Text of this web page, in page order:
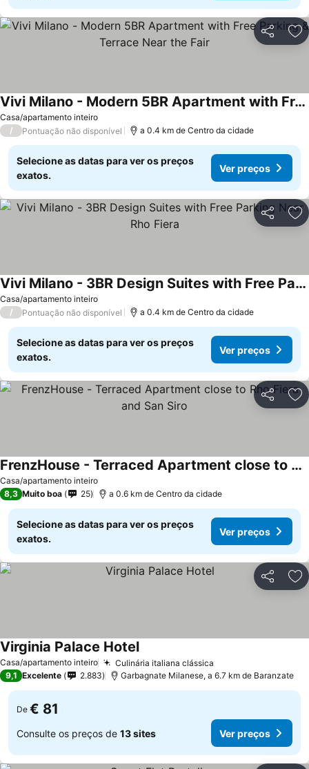
Partilhar
Casa/apartamento inteiro
Vivi Milano - Modern 5BR Apartment with Free Parking & Terrace Near the Fair
/ Pontuação não disponível a 0.4 km de Centro da cidade
Selecione as datas para ver os preços
exatos.
Ver preços
Partilhar
Casa/apartamento inteiro
Vivi Milano - 3BR Design Suites with Free Parking Near Rho Fiera
/ Pontuação não disponível a 0.4 km de Centro da cidade
Selecione as datas para ver os preços
exatos.
Ver preços
Partilhar
Casa/apartamento inteiro
FrenzHouse - Terraced Apartment close to Rho Fiera and San Siro
8,3 Muito boa 25 a 0.6 km de Centro da cidade
Selecione as datas para ver os preços
exatos.
Ver preços
Partilhar
Casa/apartamento inteiro Culinária italiana clássica
Virginia Palace Hotel
9,1 Excelente 2.883 Garbagnate Milanese, a 6.7 km de Baranzate
De € 81
Consulte os preços de 13 sites Ver preços